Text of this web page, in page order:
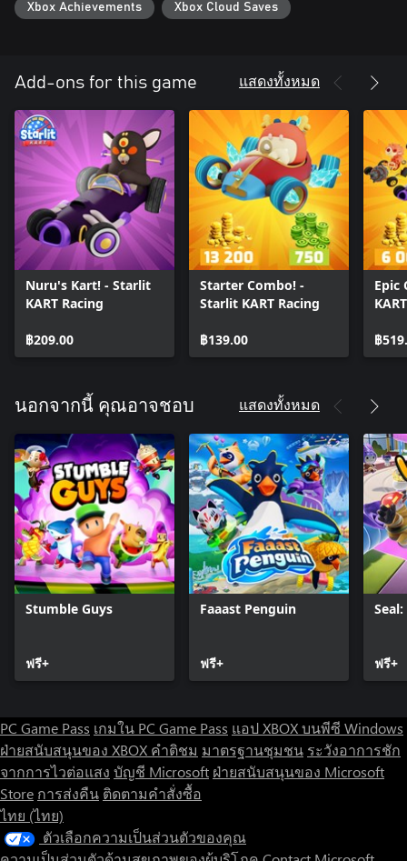
Xbox Achievements Xbox Cloud Saves
Add-ons for this game แสดงทั้งหมด
Nuru's Kart! - Starlit
KART Racing
฿209.00
Starter Combo! -
Starlit KART Racing
฿139.00
Epic
฿
นอกจากนี้ คุณอาจชอบ แสดงทั้งหมด
Stumble Guys
ฟรี+
Faaast Penguin
ฟรี+ ฟรี+
PC Game Pass เกมใน PC Game Pass แอป XBOX บนพีซี Windows
ฝ่ายสนับสนุนของ XBOX คำติชม มาตรฐานชุมชน ระวังอาการชัก
จากการไวต่อแสง บัญชี Microsoft ฝ่ายสนับสนุนของ Microsoft
Store การส่งคืน ติดตามคำสั่งซื้อ
ไทย (ไทย)
ตัวเลือกความเป็นส่วนตัวของคุณ